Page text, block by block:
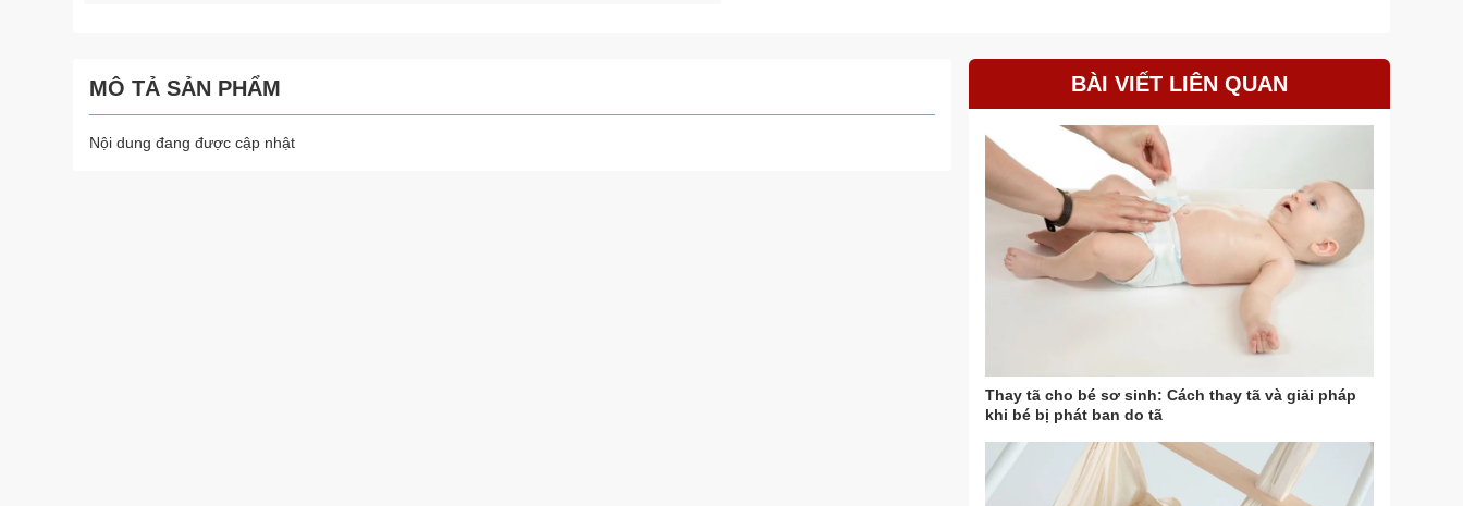
MÔ TẢ SẢN PHẨM
Nội dung đang được cập nhật
BÀI VIẾT LIÊN QUAN
Thay tã cho bé sơ sinh: Cách thay tã và giải pháp
khi bé bị phát ban do tã